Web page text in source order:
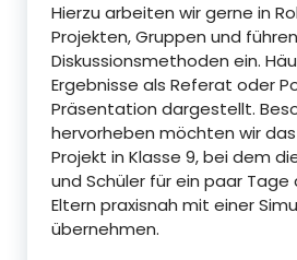
Hierzu arbeiten wir gerne in
Projekten, Gruppen und
Diskussionsmethoden ein.
Ergebnisse als Referat oder
Präsentation dargestellt.
hervorheben möchten wir
Projekt in Klasse 9, bei dem
und Schüler für ein paar Tage
Eltern praxisnah mit einer
übernehmen.